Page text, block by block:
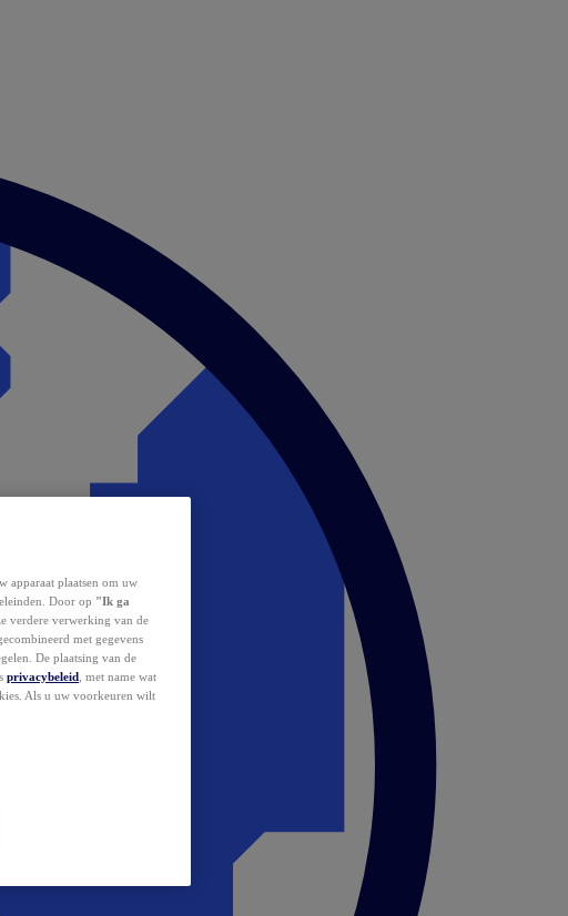
apparaat plaatsen om uw
Door op "Ik ga
verdere verwerking van de
met gegevens
De plaatsing van de
privacybeleid , met name wat
Als u uw voorkeuren wilt